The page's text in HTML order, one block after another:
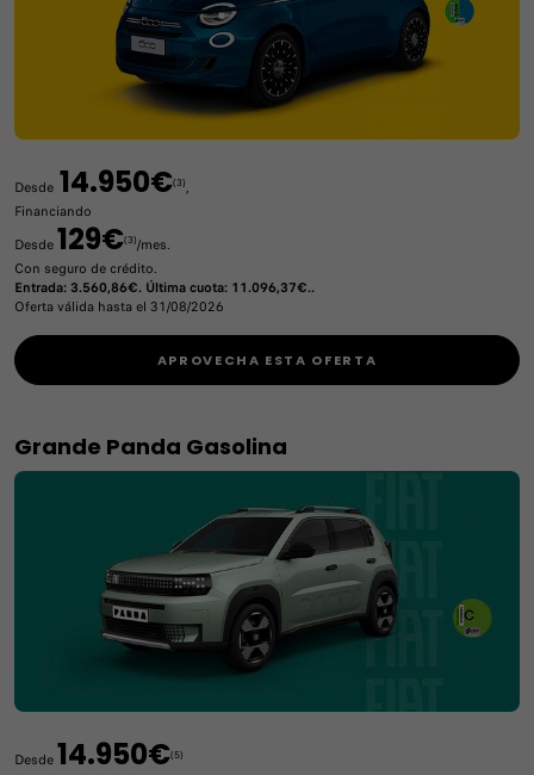
Desde 14.950€(3),
Financiando
Desde129€(3)/mes.
Con seguro de crédito.
Entrada: 3.560,86€. Última cuota: 11.096,37€..
Oferta válida hasta el 31/08/2026
APROVECHA ESTA OFERTA
Grande Panda Gasolina
Desde14.950€(5)